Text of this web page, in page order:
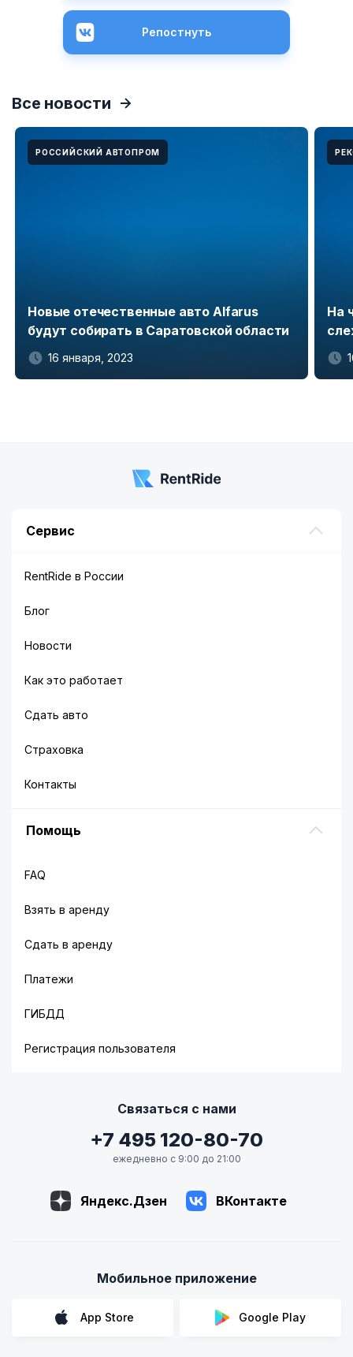
Репостнуть
Все новости
РОССИЙСКИЙ АВТОПРОМ
Новые отечественные авто Alfarus
будут собирать в Саратовской области
16 января, 2023
На
Сервис
RentRide в России
Блог
Новости
Как это работает
Сдать авто
Страховка
Контакты
Помощь
FAQ
Взять в аренду
Сдать в аренду
Платежи
ГИБДД
Регистрация пользователя
Связаться с нами
+7 495 120-80-70
ежедневно с 9:00 до 21:00
Яндекс.Дзен ВКонтакте
Мобильное приложение
App Store Google Play